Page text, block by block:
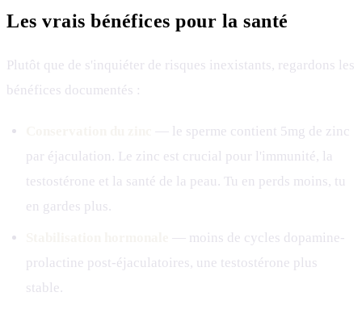
Les vrais bénéfices pour la santé
Plutôt que de s'inquiéter de risques inexistants, regardons les
bénéfices documentés :
— le sperme contient 5mg de zinc
par éjaculation. Le zinc est crucial pour l'immunité, la
testostérone et la santé de la peau. Tu en perds moins, tu
en gardes plus.
— moins de cycles dopamine-
prolactine post-éjaculatoires, une testostérone plus
stable.